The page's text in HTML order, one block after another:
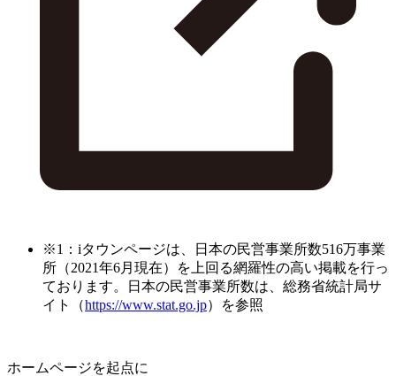
※1：iタウンページは、日本の民営事業所数516万事業
所（2021年6月現在）を上回る網羅性の高い掲載を行っ
ております。日本の民営事業所数は、総務省統計局サ
イト（https://www.stat.go.jp）を参照
ホームページを起点に